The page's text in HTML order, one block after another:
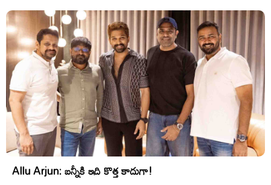
Allu Arjun: బన్నీకి ఇది కొత్త కాదుగా!